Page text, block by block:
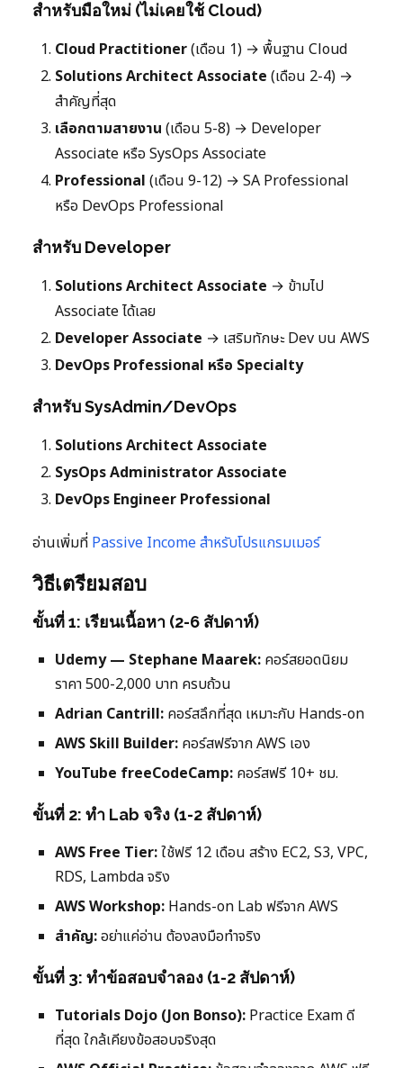
สำหรับมือใหม่ (ไม่เคยใช้ Cloud)
Cloud Practitioner(เดือน 1) → พื้นฐาน Cloud
Solutions Architect Associate (เดือน 2-4) →
สำคัญที่สุด
เลือกตามสายงาน (เดือน 5-8) → Developer
Associate หรือ SysOps Associate
Professional (เดือน 9-12) → SA Professional
หรือ DevOps Professional
สำหรับ Developer
Solutions Architect Associate → ข้ามไป
Associate ได้เลย
Developer Associate → เสริมทักษะ Dev บน AWS
DevOps Professional หรือ Specialty
สำหรับ SysAdmin/DevOps
Solutions Architect Associate
SysOps Administrator Associate
DevOps Engineer Professional
อ่านเพิ่มที่ Passive Income สำหรับโปรแกรมเมอร์
วิธีเตรียมสอบ
ขั้นที่ 1: เรียนเนื้อหา (2-6 สัปดาห์)
Udemy — Stephane Maarek: คอร์สยอดนิยม
ราคา 500-2,000 บาท ครบถ้วน
Adrian Cantrill: คอร์สลึกที่สุด เหมาะกับ Hands-on
AWS Skill Builder: คอร์สฟรีจาก AWS เอง
YouTube freeCodeCamp: คอร์สฟรี 10+ ชม.
ขั้นที่ 2: ทำ Lab จริง (1-2 สัปดาห์)
AWS Free Tier:ใช้ฟรี 12 เดือน สร้าง EC2, S3, VPC,
RDS, Lambda จริง
AWS Workshop: Hands-on Lab ฟรีจาก AWS
สำคัญ:อย่าแค่อ่าน ต้องลงมือทำจริง
ขั้นที่ 3: ทำข้อสอบจำลอง (1-2 สัปดาห์)
Tutorials Dojo (Jon Bonso): Practice Exam ดี
ที่สุด ใกล้เคียงข้อสอบจริงสุด